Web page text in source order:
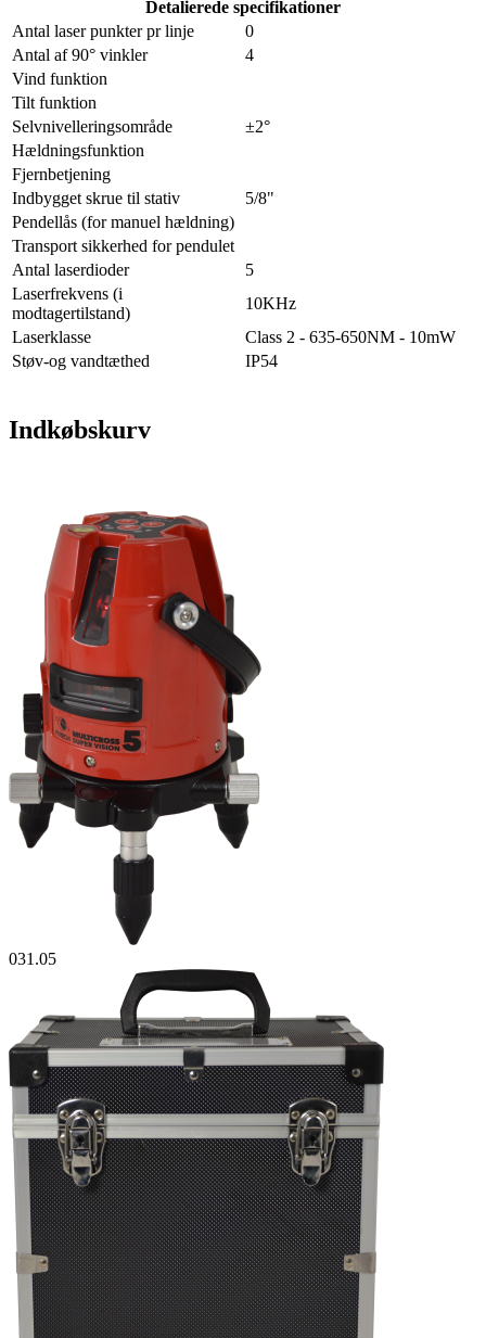
Detalierede specifikationer
Antal laser punkter pr linje
0
Antal af 90° vinkler
4
Vind funktion
Tilt funktion
Selvnivelleringsområde
±2°
Hældningsfunktion
Fjernbetjening
Indbygget skrue til stativ
5/8"
Pendellås (for manuel hældning)
Transport sikkerhed for pendulet
Antal laserdioder
5
Laserfrekvens (i
modtagertilstand)
10KHz
Laserklasse
Class 2 - 635-650NM - 10mW
Støv-og vandtæthed
IP54
Indkøbskurv
031.05